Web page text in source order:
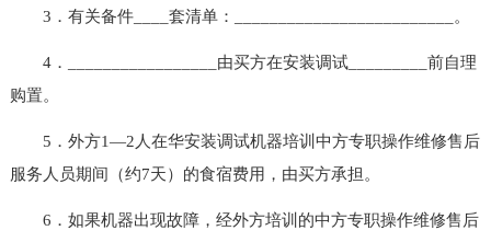
3．有关备件____套清单：_________________________。
4．_________________由买方在安装调试_________前自理
购置。
5．外方1—2人在华安装调试机器培训中方专职操作维修售后
服务人员期间（约7天）的食宿费用，由买方承担。
6．如果机器出现故障，经外方培训的中方专职操作维修售后